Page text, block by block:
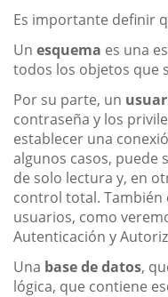
Es importante definir
Un esquema es una
todos los objetos que
Por su parte, un
contraseña y los
establecer una
algunos casos, puede
de solo lectura y, en
control total.
usuarios, como
Autenticación y
Una base de datos,
lógica, que contiene